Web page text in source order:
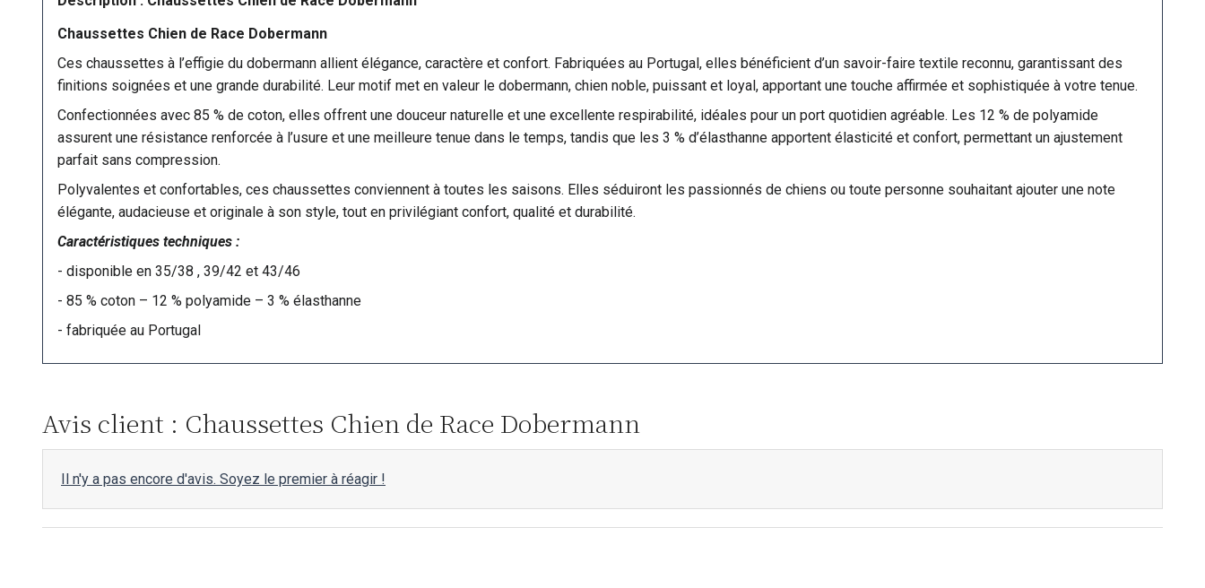
Chaussettes Chien de Race Dobermann
Ces chaussettes à l’effigie du dobermann allient élégance, caractère et confort. Fabriquées au Portugal, elles bénéficient d’un savoir-faire textile reconnu, garantissant des
finitions soignées et une grande durabilité. Leur motif met en valeur le dobermann, chien noble, puissant et loyal, apportant une touche affirmée et sophistiquée à votre tenue.
Confectionnées avec 85 % de coton, elles offrent une douceur naturelle et une excellente respirabilité, idéales pour un port quotidien agréable. Les 12 % de polyamide
assurent une résistance renforcée à l’usure et une meilleure tenue dans le temps, tandis que les 3 % d’élasthanne apportent élasticité et confort, permettant un ajustement
parfait sans compression.
Polyvalentes et confortables, ces chaussettes conviennent à toutes les saisons. Elles séduiront les passionnés de chiens ou toute personne souhaitant ajouter une note
élégante, audacieuse et originale à son style, tout en privilégiant confort, qualité et durabilité.
Caractéristiques techniques :
- disponible en 35/38 , 39/42 et 43/46
- 85 % coton – 12 % polyamide – 3 % élasthanne
- fabriquée au Portugal
Avis client : Chaussettes Chien de Race Dobermann
Il n'y a pas encore d'avis. Soyez le premier à réagir !